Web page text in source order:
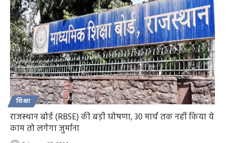
शिक्षा
राजस्थान बोर्ड (RBSE) की बड़ी घोषणा, 30 मार्च तक नहीं किया ये
काम तो लगेगा जुर्माना